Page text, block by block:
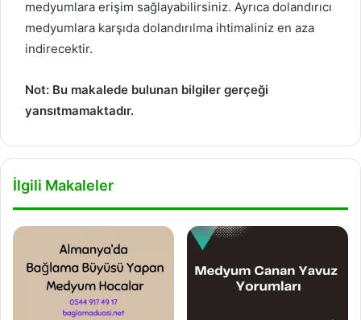
medyumlara erişim sağlayabilirsiniz. Ayrıca dolandırıcı
medyumlara karşıda dolandırılma ihtimaliniz en aza
indirecektir.
Not: Bu makalede bulunan bilgiler gerçeği
yansıtmamaktadır.
İlgili Makaleler